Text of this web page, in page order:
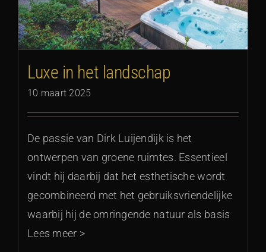
Luxe in het landschap
10 maart 2025
De passie van Dirk Luijendijk is het
ontwerpen van groene ruimtes. Essentieel
vindt hij daarbij dat het esthetische wordt
gecombineerd met het gebruiksvriendelijke
waarbij hij de omringende natuur als basis
Lees meer >